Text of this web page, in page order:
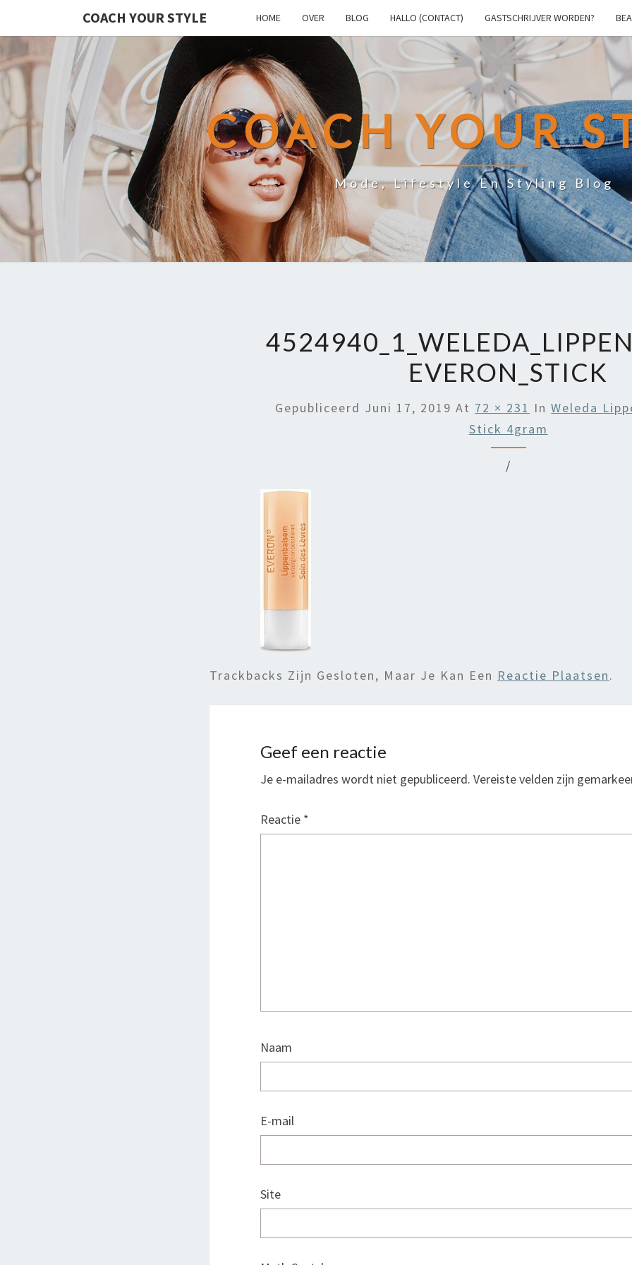
COACH YOUR STYLE HOME OVER BLOG HALLO (CONTACT) GASTSCHRIJVER WORDEN?
COACH YOUR
Mode, Lifestyle En Styling Blog
EVERON_STICK
Gepubliceerd Juni 17, 2019 At 72 × 231 InWeleda
Stick 4gram
/
Trackbacks Zijn Gesloten, Maar Je Kan Een Reactie Plaatsen.
Geef een reactie
Je e-mailadres wordt niet gepubliceerd. Vereiste velden zijn
Reactie *
Naam
E-mail
Site